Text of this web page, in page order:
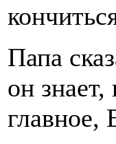
Папа
он
главное,